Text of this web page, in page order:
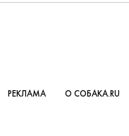
РЕКЛАМА О СОБАКА.RU